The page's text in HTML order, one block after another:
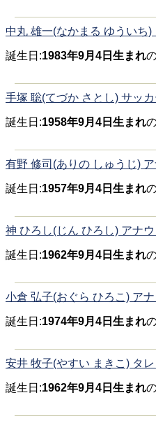
中丸 雄一(なかまる ゆういち)
誕生日:1983年9月4日生まれ
手塚 聡(てづか さとし) サッ
誕生日:1958年9月4日生まれ
有野 修司(ありの しゅうじ)
誕生日:1957年9月4日生まれ
神 ひろし(じん ひろし) アナ
誕生日:1962年9月4日生まれ
小倉 弘子(おぐら ひろこ) ア
誕生日:1974年9月4日生まれ
安井 牧子(やすい まきこ) タレ
誕生日:1962年9月4日生まれ